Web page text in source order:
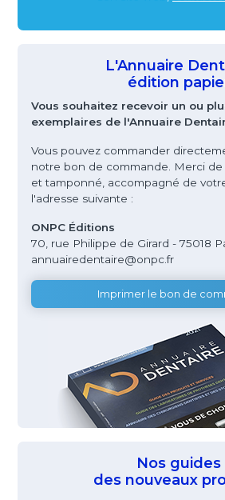
L'Annuaire
édition
Vous souhaitez recevoir un ou
exemplaires de l'Annuaire
Vous pouvez commander
notre bon de commande. Merci
et tamponné, accompagné de
l'adresse suivante :
ONPC Éditions
70, rue Philippe de Girard - 75018
annuairedentaire@onpc.fr
Imprimer le bon de
Nos guides
des nouveaux